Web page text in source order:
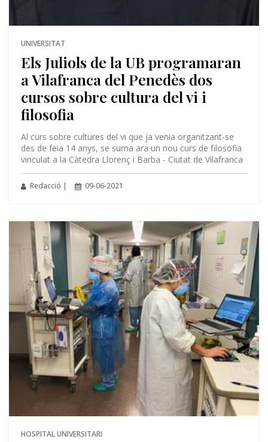
UNIVERSITAT
Els Juliols de la UB programaran
a Vilafranca del Penedès dos
cursos sobre cultura del vi i
filosofia
Al curs sobre cultures del vi que ja venia organitzant-se
des de feia 14 anys, se suma ara un nou curs de filosofia
vinculat a la Càtedra Llorenç i Barba - Ciutat de Vilafranca
Redacció | 09-06-2021
HOSPITAL UNIVERSITARI